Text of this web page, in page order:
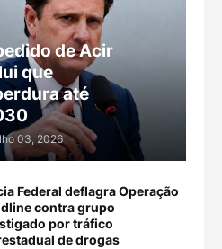
de Acir
que
até
03, 2026
Federal deflagra Operação
contra grupo
por tráfico
de drogas